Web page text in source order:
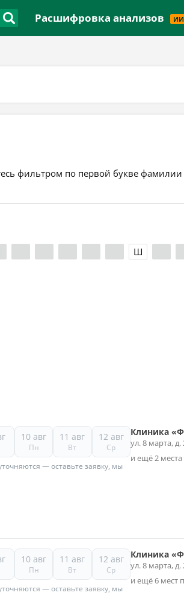
Расшифровка анализов ИИ
фильтром по первой букве
Ш
10 авг
Пн
11 авг
Вт
12 авг
Ср
— оставьте заявку, мы
Клиника
ул. 8 марта, д.
и ещё 2
10 авг
Пн
11 авг
Вт
12 авг
Ср
— оставьте заявку, мы
Клиника
ул. 8 марта, д.
и ещё 6 мест